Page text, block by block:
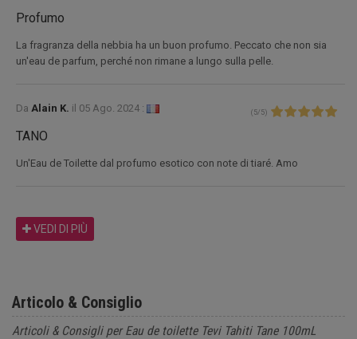
Profumo
La fragranza della nebbia ha un buon profumo. Peccato che non sia
un'eau de parfum, perché non rimane a lungo sulla pelle.
Da Alain K. il 05 Ago. 2024 : ( 5/ 5)
TANO
Un'Eau de Toilette dal profumo esotico con note di tiaré. Amo
VEDI DI PIÙ
Articolo & Consiglio
Articoli & Consigli per Eau de toilette Tevi Tahiti Tane 100mL